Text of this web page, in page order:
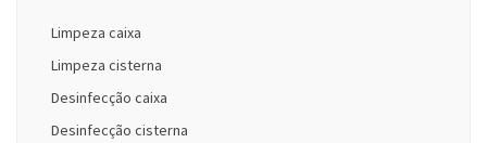
Limpeza caixa
Limpeza cisterna
Desinfecção caixa
Desinfecção cisterna